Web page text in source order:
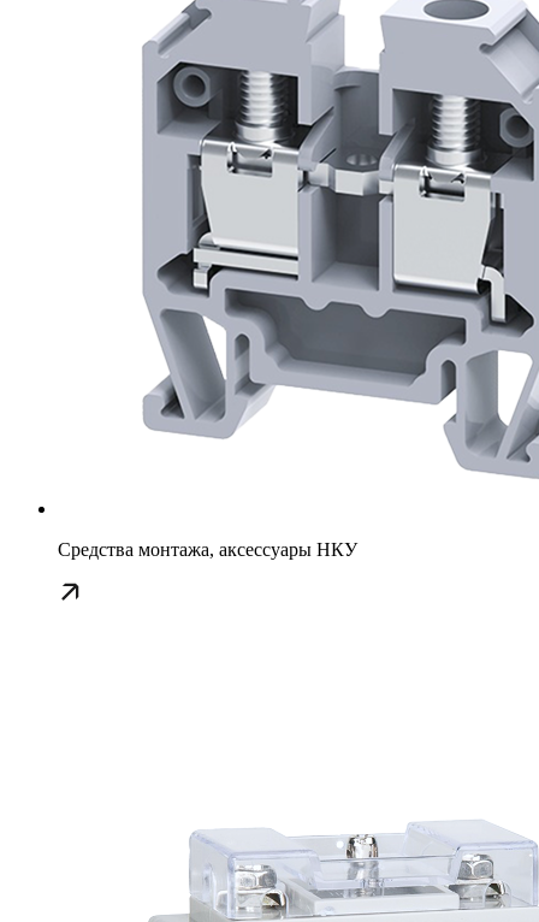
Средства монтажа, аксессуары НКУ